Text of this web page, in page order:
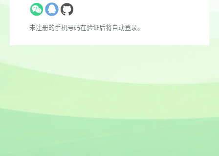
未注册的手机号码在验证后将自动登录。